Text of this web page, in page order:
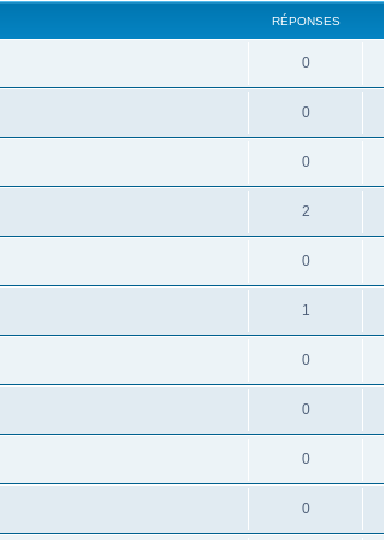
RÉPONSES
0
0
0
2
0
1
0
0
0
0